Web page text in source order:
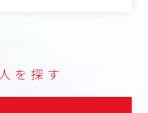
」サービスの仕組み
ます。
を探す